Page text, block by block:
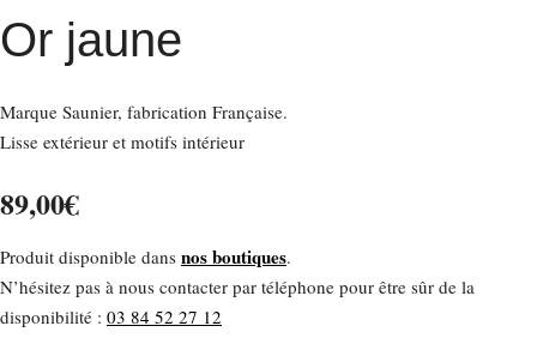
Or jaune
Marque Saunier, fabrication Française.
Lisse extérieur et motifs intérieur
89,00€
Produit disponible dans nos boutiques.
N’hésitez pas à nous contacter par téléphone pour être sûr de la
disponibilité : 03 84 52 27 12
Ces cookies ne
sont pas
sont nécessaires
au
du site Web.